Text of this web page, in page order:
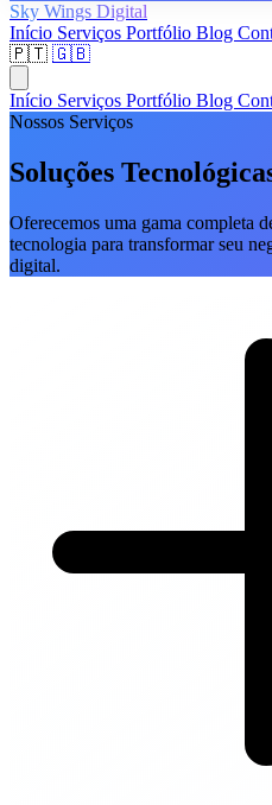
Sky Wings Digital
Início Serviços Portfólio Blog
🇵🇹 🇬🇧
Início Serviços Portfólio Blog
Nossos Serviços
Soluções
Oferecemos uma gama completa
tecnologia para transformar seu
digital.